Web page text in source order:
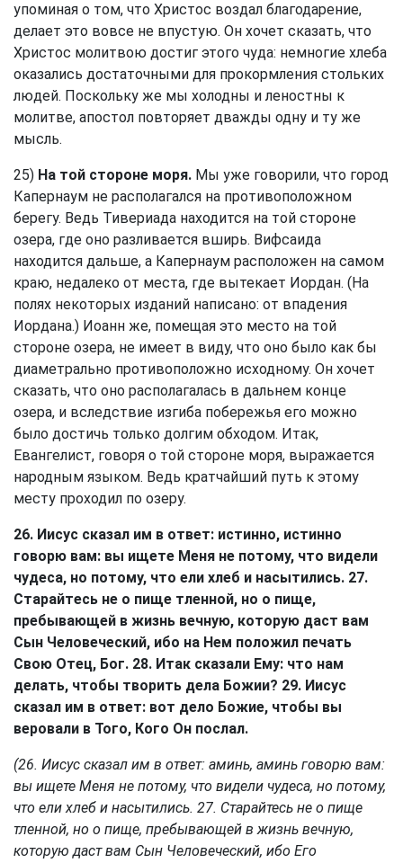
упоминая о том, что Христос воздал благодарение,
делает это вовсе не впустую. Он хочет сказать, что
Христос молитвою достиг этого чуда: немногие хлеба
оказались достаточными для прокормления стольких
людей. Поскольку же мы холодны и леностны к
молитве, апостол повторяет дважды одну и ту же
мысль.
25) На той стороне моря. Мы уже говорили, что город
Капернаум не располагался на противоположном
берегу. Ведь Тивериада находится на той стороне
озера, где оно разливается вширь. Вифсаида
находится дальше, а Капернаум расположен на самом
краю, недалеко от места, где вытекает Иордан. (На
полях некоторых изданий написано: от впадения
Иордана.) Иоанн же, помещая это место на той
стороне озера, не имеет в виду, что оно было как бы
диаметрально противоположно исходному. Он хочет
сказать, что оно располагалась в дальнем конце
озера, и вследствие изгиба побережья его можно
было достичь только долгим обходом. Итак,
Евангелист, говоря о той стороне моря, выражается
народным языком. Ведь кратчайший путь к этому
месту проходил по озеру.
26. Иисус сказал им в ответ: истинно, истинно
говорю вам: вы ищете Меня не потому, что видели
чудеса, но потому, что ели хлеб и насытились. 27.
Старайтесь не о пище тленной, но о пище,
пребывающей в жизнь вечную, которую даст вам
Сын Человеческий, ибо на Нем положил печать
Свою Отец, Бог. 28. Итак сказали Ему: что нам
делать, чтобы творить дела Божии? 29. Иисус
сказал им в ответ: вот дело Божие, чтобы вы
веровали в Того, Кого Он послал.
(26. Иисус сказал им в ответ: аминь, аминь говорю вам:
вы ищете Меня не потому, что видели чудеса, но потому,
что ели хлеб и насытились. 27. Старайтесь не о пище
тленной, но о пище, пребывающей в жизнь вечную,
которую даст вам Сын Человеческий, ибо Его